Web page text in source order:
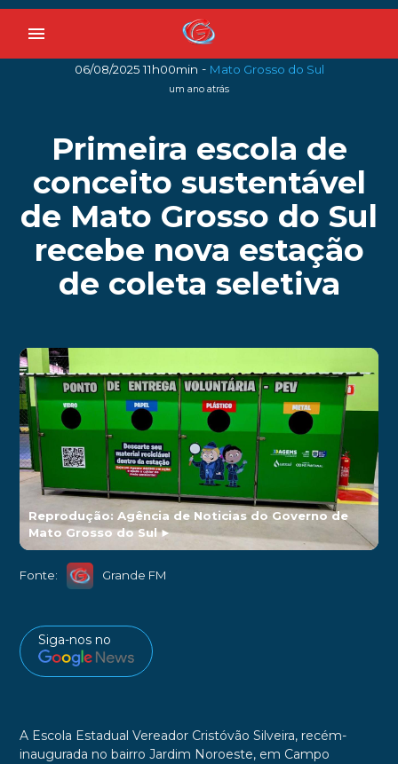
menu
06/08/2025 11h00min - Mato Grosso do Sul
um ano atrás
Primeira escola de
conceito sustentável
de Mato Grosso do Sul
recebe nova estação
de coleta seletiva
Reprodução: Agência de Noticias do Governo de
Mato Grosso do Sul►
Fonte: Grande FM
Siga-nos no
A Escola Estadual Vereador Cristóvão Silveira, recém-
inaugurada no bairro Jardim Noroeste, em Campo